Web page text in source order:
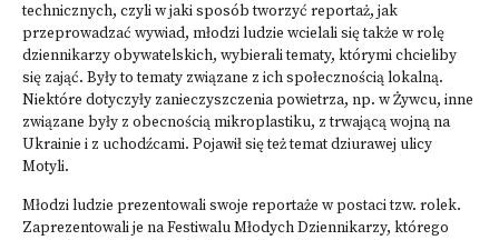
technicznych, czyli w jaki sposób tworzyć reportaż, jak
przeprowadzać wywiad, młodzi ludzie wcielali się także w rolę
dziennikarzy obywatelskich, wybierali tematy, którymi chcieliby
się zająć. Były to tematy związane z ich społecznością lokalną.
Niektóre dotyczyły zanieczyszczenia powietrza, np. w Żywcu, inne
związane były z obecnością mikroplastiku, z trwającą wojną na
Ukrainie i z uchodźcami. Pojawił się też temat dziurawej ulicy
Motyli.
Młodzi ludzie prezentowali swoje reportaże w postaci tzw. rolek.
Zaprezentowali je na Festiwalu Młodych Dziennikarzy, którego